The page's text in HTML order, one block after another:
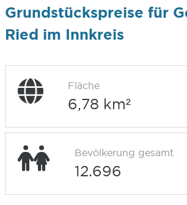
Grundstückspreise für
Ried im Innkreis
Fläche
6,78 km²
Bevölkerung gesamt
12.696